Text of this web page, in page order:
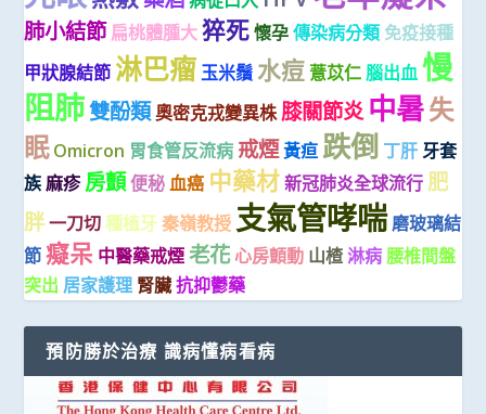
肺小結節 扁桃體腫大 猝死 懷孕 傳染病分類 免疫接種
甲狀腺結節 淋巴瘤 玉米鬚 水痘 薏苡仁 腦出血 慢
阻肺雙酚類奧密克戎變異株 膝關節炎 中暑失
眠 Omicron 胃食管反流病 戒煙黃疸 跌倒 丁肝 牙套
族 麻疹 房顫便秘 血癌 中藥材 新冠肺炎全球流行 肥
胖一刀切 種植牙 秦嶺教授 支氣管哮喘磨玻璃結
節 癡呆 中醫藥戒煙 老花 心房顫動 山楂 淋病 腰椎間盤
突出 居家護理 腎臟抗抑鬱藥
預防勝於治療 識病懂病看病